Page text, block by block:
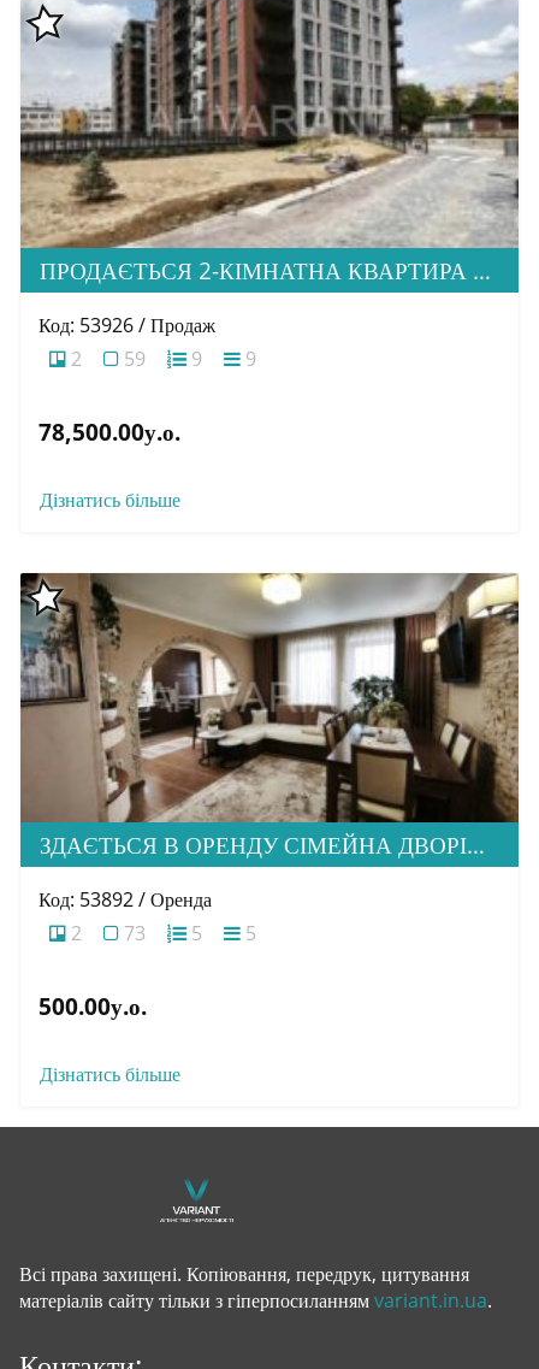
ПРОДАЄТЬСЯ 2-КІМНАТНА КВАРТИРА В М. УЖГОРОД, ВУЛ. ТЛЕХАСА 19, ЖК “WEST TOWERS”
Код: 53926 / Продаж
2
59 9 9
78,500.00у.о.
Дізнатись більше
ЗДАЄТЬСЯ В ОРЕНДУ СІМЕЙНА ДВОРІВНЕВА КВАРТИРА В М. УЖГОРОД
Код: 53892 / Оренда
2
73 5 5
500.00у.о.
Дізнатись більше
Всі права захищені. Копіювання, передрук, цитування
матеріалів сайту тільки з гіперпосиланнямvariant.in.ua.